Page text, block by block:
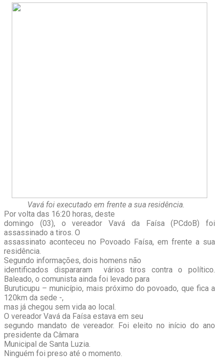
Vavá foi executado em frente a sua residência.
Por volta das 16:20 horas, deste
domingo (03), o vereador Vavá da Faísa (PCdoB) foi
assassinado a tiros. O
assassinato aconteceu no Povoado Faísa, em frente a sua
residência.
Segundo informações, dois homens não
identificados dispararam vários tiros contra o político.
Baleado, o comunista ainda foi levado para
Buruticupu – município, mais próximo do povoado, que fica a
120km da sede -,
mas já chegou sem vida ao local.
O vereador Vavá da Faísa estava em seu
segundo mandato de vereador. Foi eleito no início do ano
presidente da Câmara
Municipal de Santa Luzia.
Ninguém foi preso até o momento.